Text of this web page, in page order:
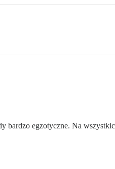
egzotyczne. Na